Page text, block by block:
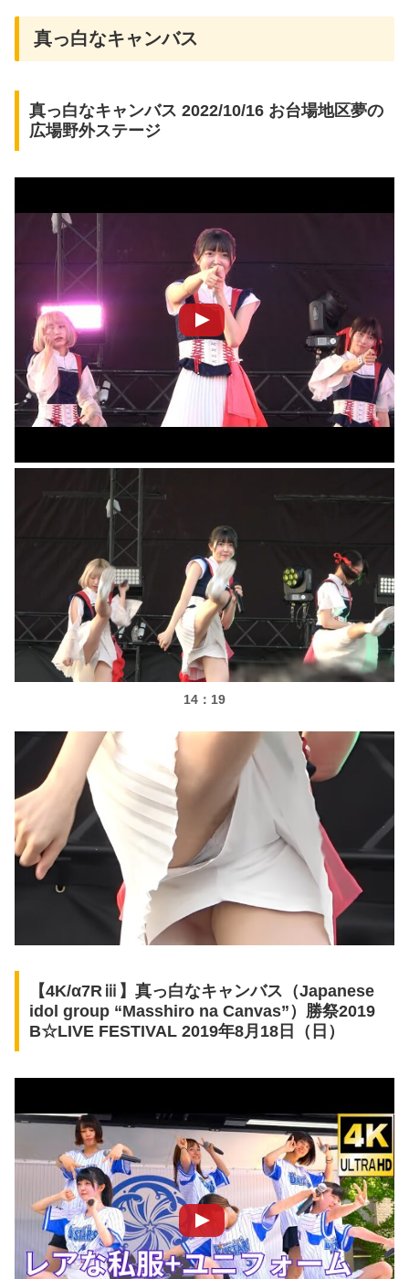
真っ白なキャンバス
真っ白なキャンバス 2022/10/16 お台場地区夢の
広場野外ステージ
14：19
【4K/α7Rⅲ】真っ白なキャンバス（Japanese
idol group “Masshiro na Canvas”）勝祭2019
B☆LIVE FESTIVAL 2019年8月18日（日）